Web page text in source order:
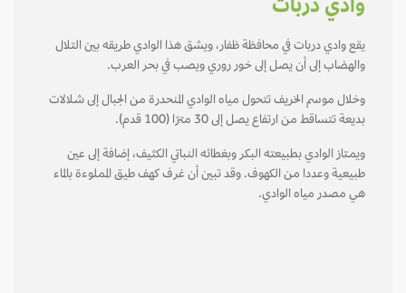
وادي دربات
يقع وادي دربات في محافظة ظفار، ويشق هذا الوادي طريقه بين التلال
والهضاب إلى أن يصل إلى خـور روري ويصب في بحر العرب.
وخلال موسم الخريف تتحول مياه الوادي المنحدرة من الجبال إلى شـلالات
بديعة تتساقط من ارتفاع يصل إلى 30 مترًا (100 قدم).
ويمـتاز الوادي بطبيعته البكر وبغطائه النباتي الكثيف، إضافة إلى عين
طبيعية وعددا من الكهوف. وقد تبين أن غرف كهف طيق المملوءة بالماء
هي مصدر مياه الوادي.